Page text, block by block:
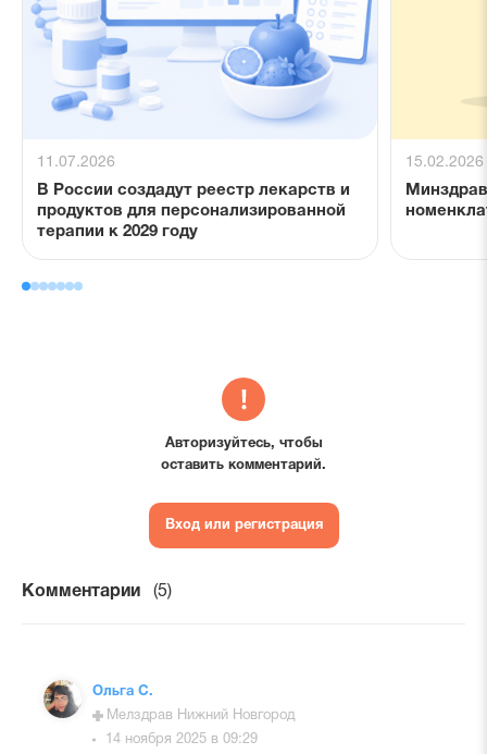
11.07.2026
В России создадут реестр лекарств и
продуктов для персонализированной
терапии к 2029 году
15.02.2026
Авторизуйтесь, чтобы
оставить комментарий.
Вход или регистрация
Комментарии (5)
Ольга С.
Мелздрав Нижний Новгород
14 ноября 2025 в 09:29